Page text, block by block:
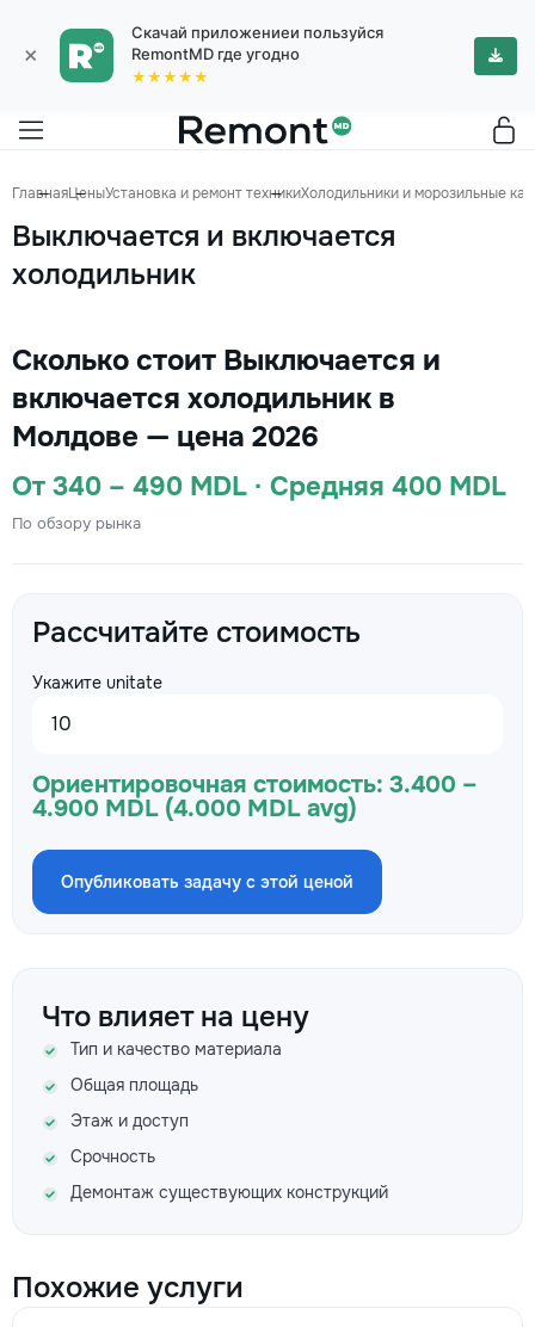
×
Скачай приложениеи пользуйся
RemontMD где угодно
★★★★★
ГлавнаяЦеныУстановка и ремонт техникиХолодильники и морозильные
Выключается и включается
холодильник
Сколько стоит Выключается и
включается холодильник в
Молдове — цена 2026
От 340 – 490 MDL · Средняя 400 MDL
По обзору рынка
Рассчитайте стоимость
Укажите unitate
Ориентировочная стоимость: 3.400 –
4.900 MDL (4.000 MDL avg)
Опубликовать задачу с этой ценой
Что влияет на цену
Тип и качество материала
Общая площадь
Этаж и доступ
Срочность
Демонтаж существующих конструкций
Похожие услуги